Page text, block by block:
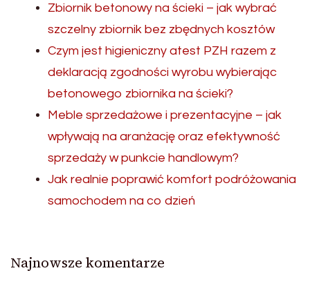
Zbiornik betonowy na ścieki – jak wybrać
szczelny zbiornik bez zbędnych kosztów
Czym jest higieniczny atest PZH razem z
deklaracją zgodności wyrobu wybierając
betonowego zbiornika na ścieki?
Meble sprzedażowe i prezentacyjne – jak
wpływają na aranżację oraz efektywność
sprzedaży w punkcie handlowym?
Jak realnie poprawić komfort podróżowania
samochodem na co dzień
Najnowsze komentarze